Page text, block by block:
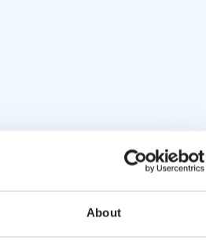
About